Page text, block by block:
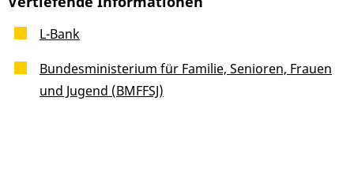
L-Bank
Bundesministerium für Familie, Senioren, Frauen
und Jugend (BMFFSJ)